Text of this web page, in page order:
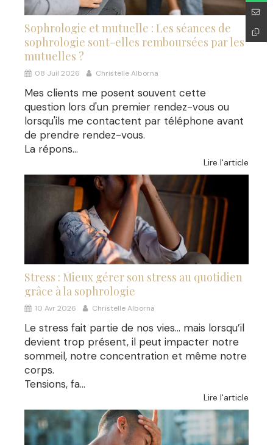
Sophrologie et mutuelle : Les séances de
sophrologie sont-elles remboursées par les
mutuelles ?
08 Juil 2026 Christelle Alborna
Mes clients me posent souvent cette
question lors d'un premier rendez-vous ou
lorsqu'ils me contactent par téléphone avant
de prendre rendez-vous.
La répons...
Lire l'article
Stress : Mieux gérer son stress au quotidien
grâce à la sophrologie
10 Avr 2026 Christelle Alborna
Le stress fait partie de nos vies… mais lorsqu’il
devient trop présent, il peut impacter notre
sommeil, notre concentration et même notre
corps.
Tensions, fa...
Lire l'article